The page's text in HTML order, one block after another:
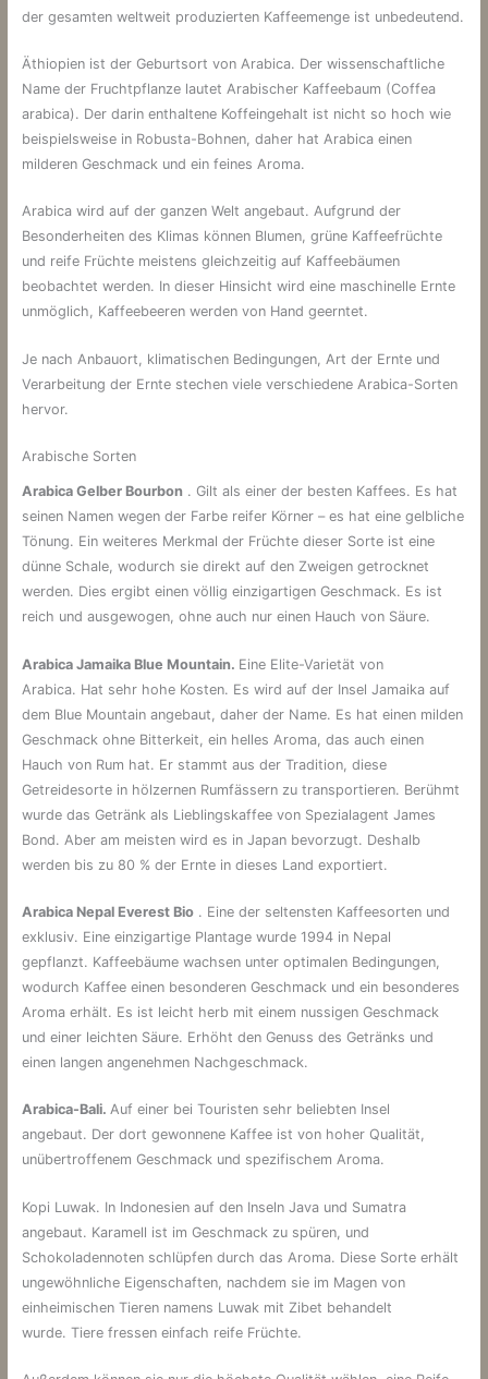
der gesamten weltweit produzierten Kaffeemenge ist unbedeutend.
Äthiopien ist der Geburtsort von Arabica. Der wissenschaftliche
Name der Fruchtpflanze lautet Arabischer Kaffeebaum (Coffea
arabica). Der darin enthaltene Koffeingehalt ist nicht so hoch wie
beispielsweise in Robusta-Bohnen, daher hat Arabica einen
milderen Geschmack und ein feines Aroma.
Arabica wird auf der ganzen Welt angebaut. Aufgrund der
Besonderheiten des Klimas können Blumen, grüne Kaffeefrüchte
und reife Früchte meistens gleichzeitig auf Kaffeebäumen
beobachtet werden. In dieser Hinsicht wird eine maschinelle Ernte
unmöglich, Kaffeebeeren werden von Hand geerntet.
Je nach Anbauort, klimatischen Bedingungen, Art der Ernte und
Verarbeitung der Ernte stechen viele verschiedene Arabica-Sorten
hervor.
Arabische Sorten
Arabica Gelber Bourbon . Gilt als einer der besten Kaffees. Es hat
seinen Namen wegen der Farbe reifer Körner – es hat eine gelbliche
Tönung. Ein weiteres Merkmal der Früchte dieser Sorte ist eine
dünne Schale, wodurch sie direkt auf den Zweigen getrocknet
werden. Dies ergibt einen völlig einzigartigen Geschmack. Es ist
reich und ausgewogen, ohne auch nur einen Hauch von Säure.
Arabica Jamaika Blue Mountain. Eine Elite-Varietät von
Arabica. Hat sehr hohe Kosten. Es wird auf der Insel Jamaika auf
dem Blue Mountain angebaut, daher der Name. Es hat einen milden
Geschmack ohne Bitterkeit, ein helles Aroma, das auch einen
Hauch von Rum hat. Er stammt aus der Tradition, diese
Getreidesorte in hölzernen Rumfässern zu transportieren. Berühmt
wurde das Getränk als Lieblingskaffee von Spezialagent James
Bond. Aber am meisten wird es in Japan bevorzugt. Deshalb
werden bis zu 80 % der Ernte in dieses Land exportiert.
Arabica Nepal Everest Bio. Eine der seltensten Kaffeesorten und
exklusiv. Eine einzigartige Plantage wurde 1994 in Nepal
gepflanzt. Kaffeebäume wachsen unter optimalen Bedingungen,
wodurch Kaffee einen besonderen Geschmack und ein besonderes
Aroma erhält. Es ist leicht herb mit einem nussigen Geschmack
und einer leichten Säure. Erhöht den Genuss des Getränks und
einen langen angenehmen Nachgeschmack.
Arabica-Bali. Auf einer bei Touristen sehr beliebten Insel
angebaut. Der dort gewonnene Kaffee ist von hoher Qualität,
unübertroffenem Geschmack und spezifischem Aroma.
Kopi Luwak. In Indonesien auf den Inseln Java und Sumatra
angebaut. Karamell ist im Geschmack zu spüren, und
Schokoladennoten schlüpfen durch das Aroma. Diese Sorte erhält
ungewöhnliche Eigenschaften, nachdem sie im Magen von
einheimischen Tieren namens Luwak mit Zibet behandelt
wurde. Tiere fressen einfach reife Früchte.